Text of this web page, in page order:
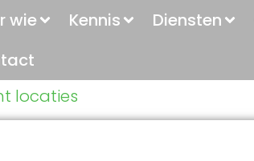
wie Kennis Diensten
locaties